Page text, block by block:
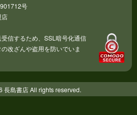
号
信するため、SSL暗号化通信
改ざんや盗用を防いでいま
長島書店 All rights reserved.